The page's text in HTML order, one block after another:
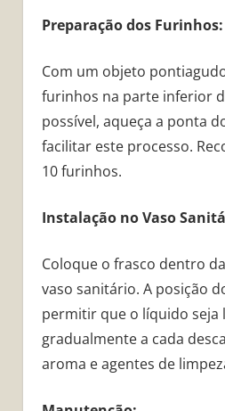
Preparação dos Furinhos:
Com um objeto
furinhos na parte inferior
possível, aqueça a ponta
facilitar este processo.
10 furinhos.
Instalação no Vaso
Coloque o frasco dentro
vaso sanitário. A posição
permitir que o líquido seja
gradualmente a cada
aroma e agentes de